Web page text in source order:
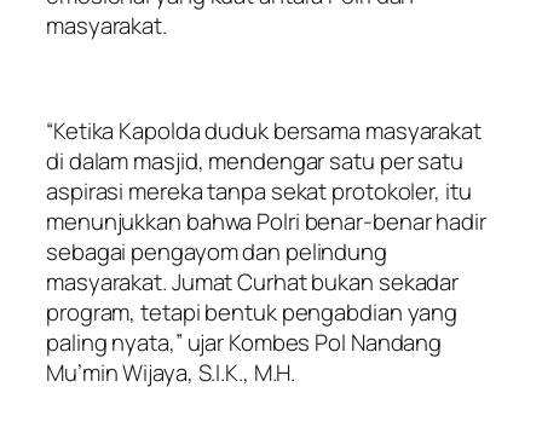
masyarakat.
“Ketika Kapolda duduk bersama masyarakat
di dalam masjid, mendengar satu per satu
aspirasi mereka tanpa sekat protokoler, itu
menunjukkan bahwa Polri benar-benar hadir
sebagai pengayom dan pelindung
masyarakat. Jumat Curhat bukan sekadar
program, tetapi bentuk pengabdian yang
paling nyata,” ujar Kombes Pol Nandang
Mu’min Wijaya, S.I.K., M.H.